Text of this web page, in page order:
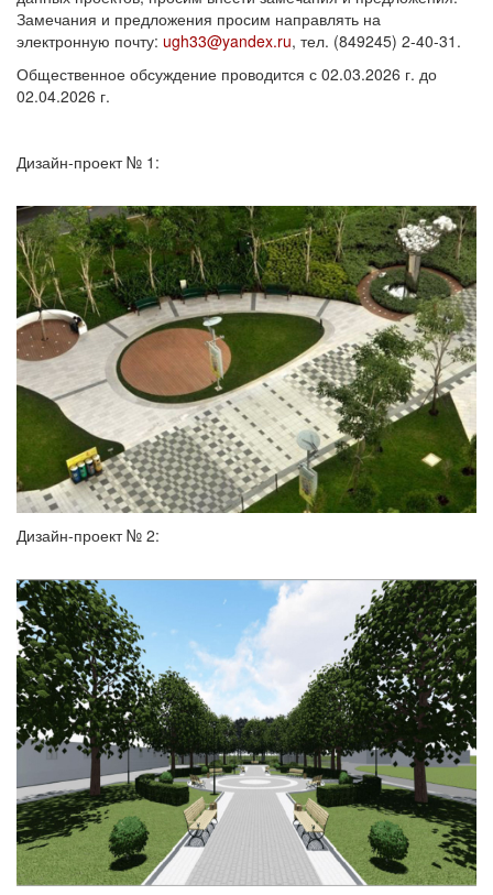
Замечания и предложения просим направлять на
электронную почту: ugh33@yandex.ru, тел. (849245) 2-40-31.
Общественное обсуждение проводится с 02.03.2026 г. до
02.04.2026 г.
Дизайн-проект № 1:
Дизайн-проект № 2: